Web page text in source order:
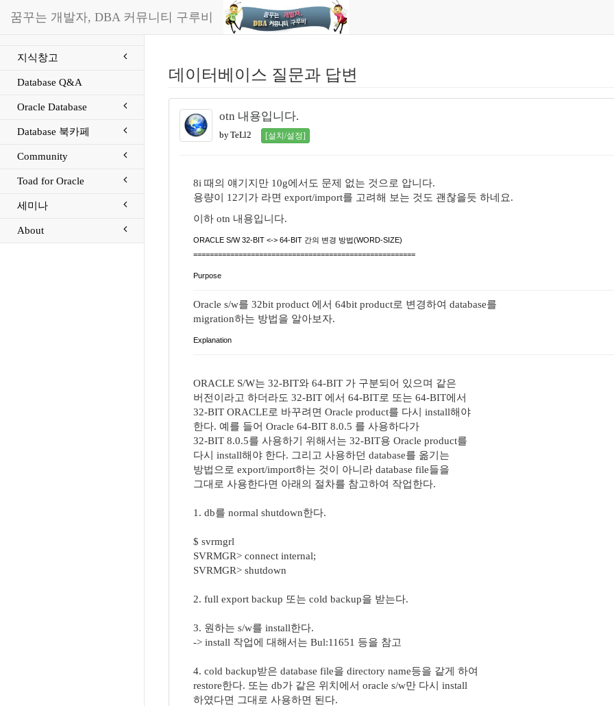
꿈꾸는 개발자, DBA 커뮤니티 구루비
지식창고
Database Q&A
Oracle Database
Database 북카페
Community
Toad for Oracle
세미나
About
데이터베이스 질문과 답변
otn 내용입니다.
by TeLl2 [설치/설정]
8i 때의 얘기지만 10g에서도 문제 없는 것으로 압니다.
용량이 12기가 라면 export/import를 고려해 보는 것도 괜찮을듯 하네요.
이하 otn 내용입니다.
ORACLE S/W 32-BIT <-> 64-BIT 간의 변경 방법(WORD-SIZE)
======================================================
Purpose
Oracle s/w를 32bit product 에서 64bit product로 변경하여 database를
migration하는 방법을 알아보자.
Explanation
ORACLE S/W는 32-BIT와 64-BIT 가 구분되어 있으며 같은
버전이라고 하더라도 32-BIT 에서 64-BIT로 또는 64-BIT에서
32-BIT ORACLE로 바꾸려면 Oracle product를 다시 install해야
한다. 예를 들어 Oracle 64-BIT 8.0.5 를 사용하다가
32-BIT 8.0.5를 사용하기 위해서는 32-BIT용 Oracle product를
다시 install해야 한다. 그리고 사용하던 database를 옮기는
방법으로 export/import하는 것이 아니라 database file들을
그대로 사용한다면 아래의 절차를 참고하여 작업한다.
1. db를 normal shutdown한다.
$ svrmgrl
SVRMGR> connect internal;
SVRMGR> shutdown
2. full export backup 또는 cold backup을 받는다.
3. 원하는 s/w를 install한다.
-> install 작업에 대해서는 Bul:11651 등을 참고
4. cold backup받은 database file을 directory name등을 같게 하여
restore한다. 또는 db가 같은 위치에서 oracle s/w만 다시 install
하였다면 그대로 사용하면 된다.